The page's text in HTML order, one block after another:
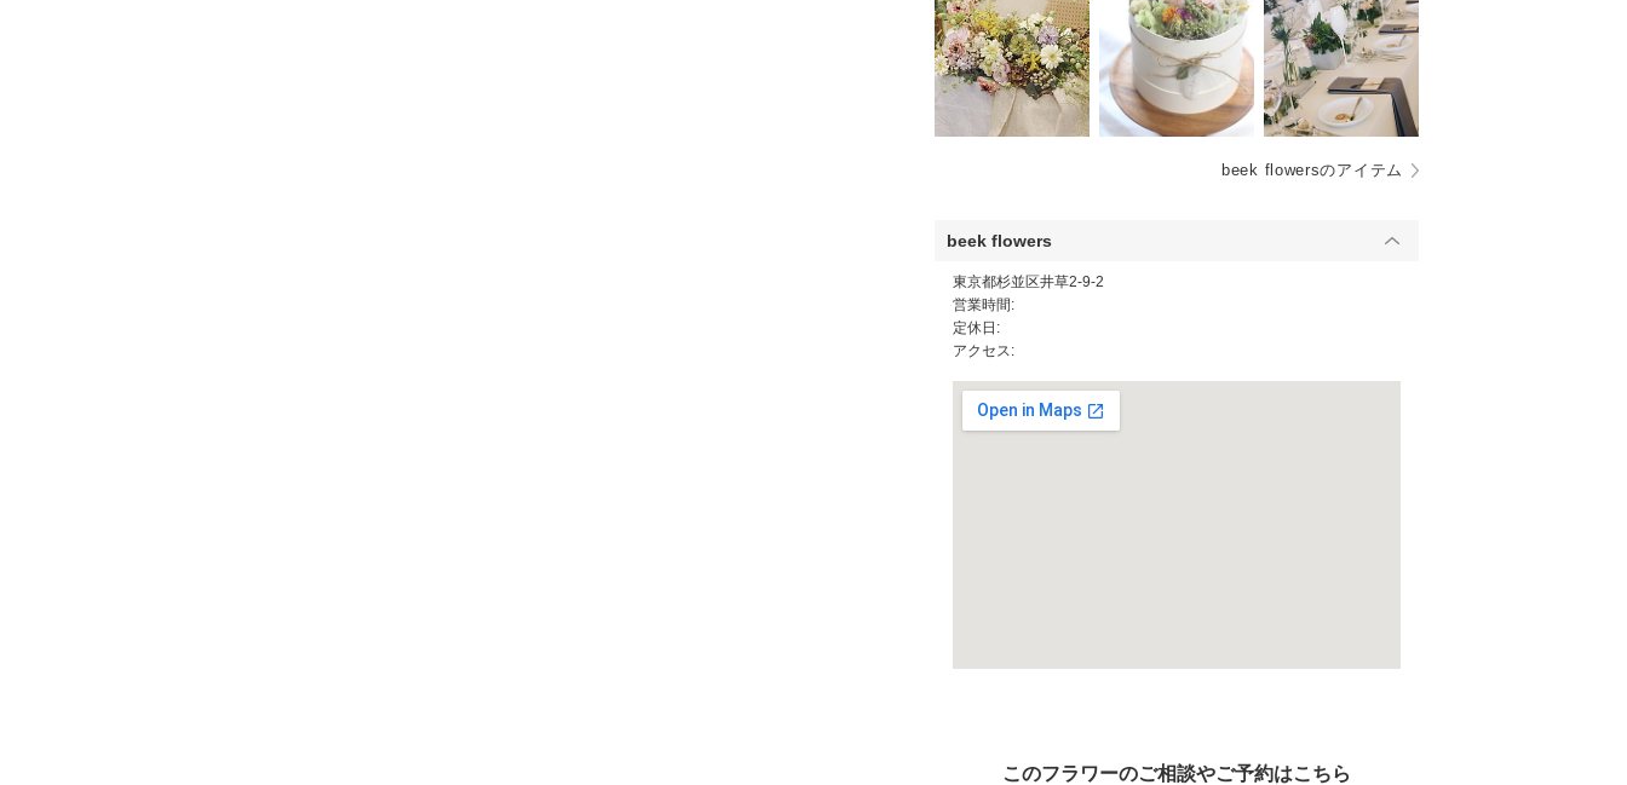
beek flowersのアイテム
beek flowers
東京都杉並区井草2-9-2
営業時間:
定休日:
アクセス:
このフラワーのご相談やご予約はこちら